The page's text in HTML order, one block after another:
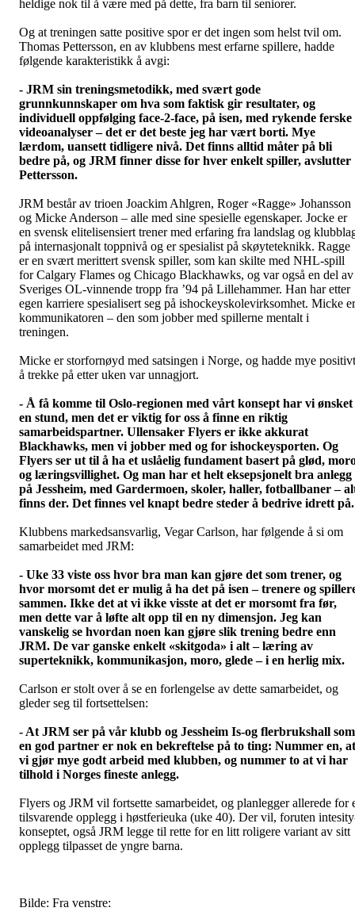
heldige nok til å være med på dette, fra barn til seniorer.
Og at treningen satte positive spor er det ingen som helst tvil om.
Thomas Pettersson, en av klubbens mest erfarne spillere, hadde
følgende karakteristikk å avgi:
- JRM sin treningsmetodikk, med svært gode
grunnkunnskaper om hva som faktisk gir resultater, og
individuell oppfølging face-2-face, på isen, med rykende ferske
videoanalyser – det er det beste jeg har vært borti. Mye
lærdom, uansett tidligere nivå. Det finns alltid måter på bli
bedre på, og JRM finner disse for hver enkelt spiller, avslutter
Pettersson.
JRM består av trioen Joackim Ahlgren, Roger «Ragge» Johansson
og Micke Anderson – alle med sine spesielle egenskaper. Jocke er
en svensk elitelisensiert trener med erfaring fra landslag og
på internasjonalt toppnivå og er spesialist på skøyteteknikk. Ragge
er en svært merittert svensk spiller, som kan skilte med NHL-spill
for Calgary Flames og Chicago Blackhawks, og var også en del av
Sveriges OL-vinnende tropp fra ’94 på Lillehammer. Han har etter
egen karriere spesialisert seg på ishockeyskolevirksomhet. Micke er
kommunikatoren – den som jobber med spillerne mentalt i
treningen.
Micke er storfornøyd med satsingen i Norge, og hadde mye positivt
å trekke på etter uken var unnagjort.
- Å få komme til Oslo-regionen med vårt konsept har vi ønsket
en stund, men det er viktig for oss å finne en riktig
samarbeidspartner. Ullensaker Flyers er ikke akkurat
Blackhawks, men vi jobber med og for ishockeysporten. Og
Flyers ser ut til å ha et uslåelig fundament basert på glød,
og læringsvillighet. Og man har et helt eksepsjonelt bra anlegg
på Jessheim, med Gardermoen, skoler, haller, fotballbaner –
finns der. Det finnes vel knapt bedre steder å bedrive idrett på.
Klubbens markedsansvarlig, Vegar Carlson, har følgende å si om
samarbeidet med JRM:
- Uke 33 viste oss hvor bra man kan gjøre det som trener, og
hvor morsomt det er mulig å ha det på isen – trenere og
sammen. Ikke det at vi ikke visste at det er morsomt fra før,
men dette var å løfte alt opp til en ny dimensjon. Jeg kan
vanskelig se hvordan noen kan gjøre slik trening bedre enn
JRM. De var ganske enkelt «skitgoda» i alt – læring av
superteknikk, kommunikasjon, moro, glede – i en herlig mix.
Carlson er stolt over å se en forlengelse av dette samarbeidet, og
gleder seg til fortsettelsen:
- At JRM ser på vår klubb og Jessheim Is-og flerbrukshall som
en god partner er nok en bekreftelse på to ting: Nummer en, at
vi gjør mye godt arbeid med klubben, og nummer to at vi har
tilhold i Norges fineste anlegg.
Flyers og JRM vil fortsette samarbeidet, og planlegger allerede for
tilsvarende opplegg i høstferieuka (uke 40). Der vil, foruten
konseptet, også JRM legge til rette for en litt roligere variant av sitt
opplegg tilpasset de yngre barna.
Bilde: Fra venstre: